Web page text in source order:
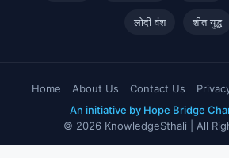
लोदी वंश शीत युद्ध
Home About Us Contact Us
An initiative by Hope Bridge
© 2026 KnowledgeSthali | All